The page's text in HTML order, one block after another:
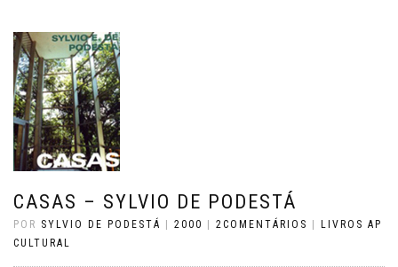
CASAS – SYLVIO DE PODESTÁ
POR SYLVIO DE PODESTÁ 2000 2COMENTÁRIOS
LIVROS AP
CULTURAL